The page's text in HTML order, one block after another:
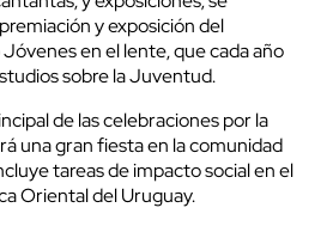
y exposición del
en el lente, que cada año
sobre la Juventud.
de las celebraciones por la
una gran fiesta en la comunidad
tareas de impacto social en el
Oriental del Uruguay.